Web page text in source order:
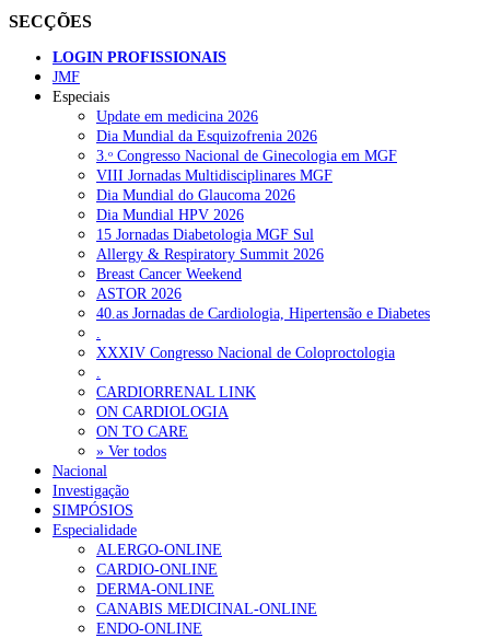
SECÇÕES
LOGIN PROFISSIONAIS
JMF
Especiais
Update em medicina 2026
Dia Mundial da Esquizofrenia 2026
3.ᵒ Congresso Nacional de Ginecologia em MGF
VIII Jornadas Multidisciplinares MGF
Dia Mundial do Glaucoma 2026
Dia Mundial HPV 2026
15 Jornadas Diabetologia MGF Sul
Allergy & Respiratory Summit 2026
Breast Cancer Weekend
ASTOR 2026
40.as Jornadas de Cardiologia, Hipertensão e Diabetes
XXXIV Congresso Nacional de Coloproctologia
CARDIORRENAL LINK
ON CARDIOLOGIA
ON TO CARE
» Ver todos
Nacional
Investigação
SIMPÓSIOS
Especialidade
ALERGO-ONLINE
CARDIO-ONLINE
DERMA-ONLINE
CANABIS MEDICINAL-ONLINE
ENDO-ONLINE